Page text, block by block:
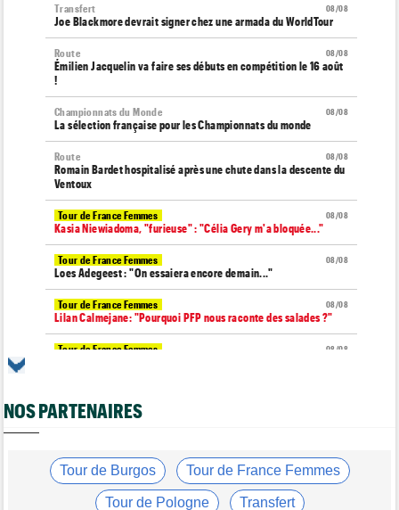
08/08
Transfert
Joe Blackmore devrait signer chez une armada du WorldTour
08/08
Route
Émilien Jacquelin va faire ses débuts en compétition le 16 août
!
08/08
Championnats du Monde
La sélection française pour les Championnats du monde
08/08
Route
Romain Bardet hospitalisé après une chute dans la descente du
Ventoux
08/08
Tour de France Femmes
Kasia Niewiadoma, "furieuse" : "Célia Gery m'a bloquée..."
08/08
Tour de France Femmes
Loes Adegeest : "On essaiera encore demain..."
08/08
Tour de France Femmes
Lilan Calmejane: "Pourquoi PFP nous raconte des salades ?"
08/08
Tour de France Femmes
Niedermaier : "J’ai dit à Kasia que ce n’est pas fini"
08/08
Tour de France Femmes
Lorena Wiebes : "Je dois encore finir la journée de demain"
NOS PARTENAIRES
Tour de Burgos Tour de France Femmes
Tour de Pologne Transfert